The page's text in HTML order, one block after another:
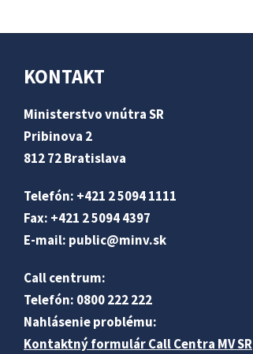
KONTAKT
Ministerstvo vnútra SR
Pribinova 2
812 72 Bratislava
Telefón: +421 2 5094 1111
Fax: +421 2 5094 4397
E-mail: public@minv.sk
Call centrum:
Telefón: 0800 222 222
Nahlásenie problému:
Kontaktný formulár Call Centra MV SR